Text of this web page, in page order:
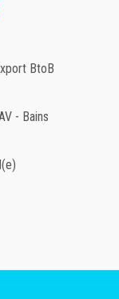
BtoB
- Bains